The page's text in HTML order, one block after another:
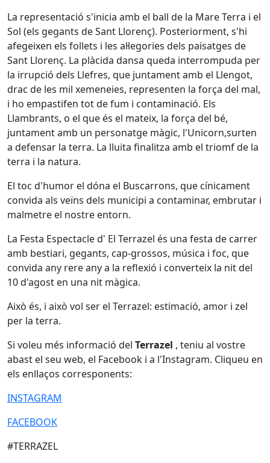
La representació s'inicia amb el ball de la Mare Terra i el
Sol (els gegants de Sant Llorenç). Posteriorment, s'hi
afegeixen els follets i les al·legories dels paisatges de
Sant Llorenç. La plàcida dansa queda interrompuda per
la irrupció dels Llefres, que juntament amb el Llengot,
drac de les mil xemeneies, representen la força del mal,
i ho empastifen tot de fum i contaminació. Els
Llambrants, o el que és el mateix, la força del bé,
juntament amb un personatge màgic, l'Unicorn,surten
a defensar la terra. La lluita finalitza amb el triomf de la
terra i la natura.
El toc d'humor el dóna el Buscarrons, que cínicament
convida als veïns dels municipi a contaminar, embrutar i
malmetre el nostre entorn.
La Festa Espectacle d' El Terrazel és una festa de carrer
amb bestiari, gegants, cap-grossos, música i foc, que
convida any rere any a la reflexió i converteix la nit del
10 d'agost en una nit màgica.
Això és, i això vol ser el Terrazel: estimació, amor i zel
per la terra.
Si voleu més informació del Terrazel , teniu al vostre
abast el seu web, el Facebook i a l'Instagram. Cliqueu en
els enllaços corresponents:
INSTAGRAM
FACEBOOK
#TERRAZEL